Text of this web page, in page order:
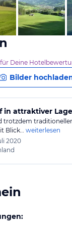
für Deine
Bilder
in attraktiver Lage
trotzdem
Blick… weiterlesen
2020